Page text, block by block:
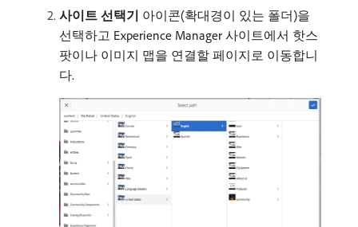
사이트 선택기 아이콘(확대경이 있는 폴더)을
선택하고 Experience Manager 사이트에서 핫스
팟이나 이미지 맵을 연결할 페이지로 이동합니
다.